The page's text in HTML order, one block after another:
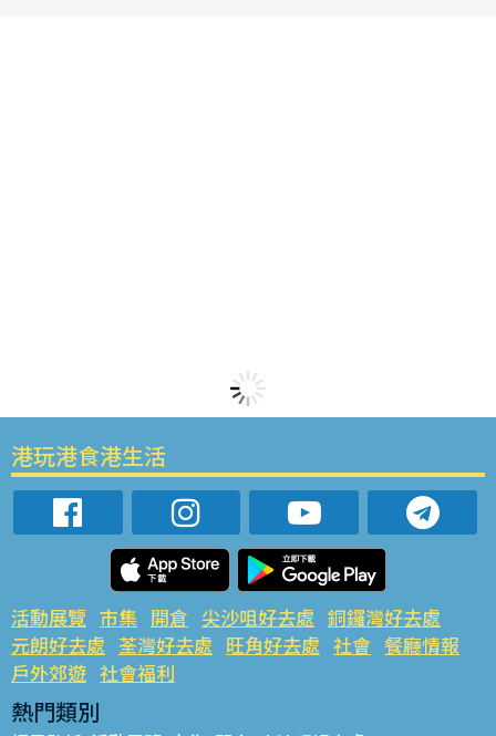
港玩港食港生活
活動展覽 市集 開倉 尖沙咀好去處 銅鑼灣好去處
元朗好去處 荃灣好去處 旺角好去處 社會 餐廳情報
戶外郊遊 社會福利
熱門類別